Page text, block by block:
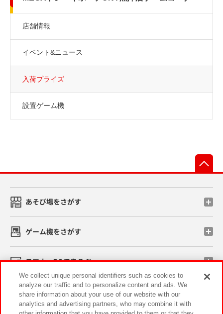
店舗情報
イベント&ニュース
入荷プライズ
設置ゲーム機
あそび場をさがす
ゲーム機をさがす
スマホ・PCであそぶ
イベント・キャンペーン
We collect unique personal identifiers such as cookies to
analyze our traffic and to personalize content and ads. We
share information about your use of our website with our
analytics and advertising partners, who may combine it with